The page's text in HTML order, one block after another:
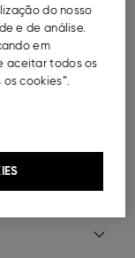
menina, em
Densidade:
do nosso
e de análise.
em
aceitar todos os
cookies”.